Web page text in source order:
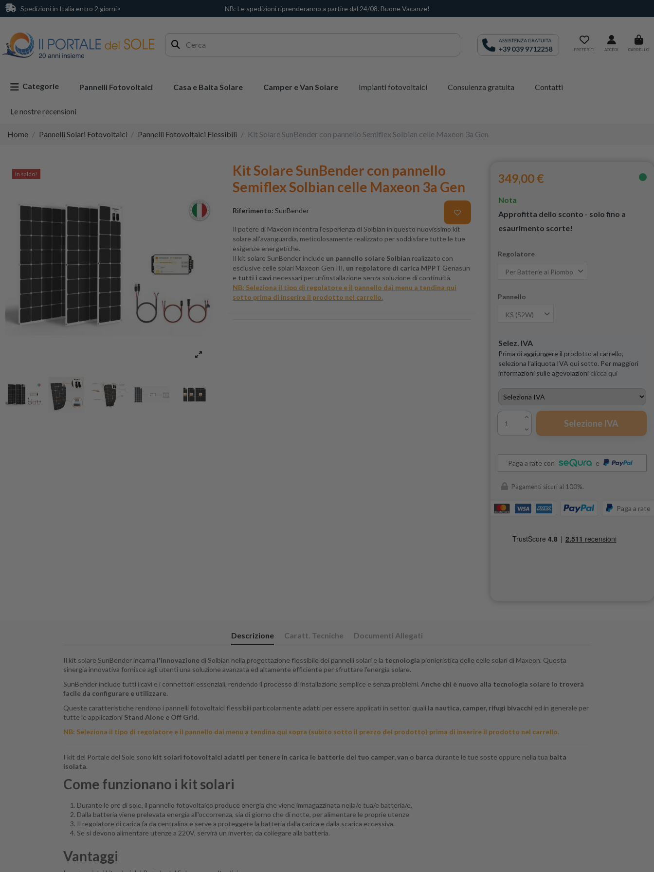
Spedizioni in Italia entro 2 giorni> NB: Le spedizioni riprenderanno a partire dal 24/08. Buone Vacanze!
PREFERITI ACCEDI CARRELLO
Categorie Pannelli Fotovoltaici Casa e Baita Solare Camper e Van Solare Impianti fotovoltaici Consulenza gratuita Contatti
Le nostre recensioni
Home Pannelli Solari Fotovoltaici Pannelli Fotovoltaici Flessibili Kit Solare SunBender con pannello Semiflex Solbian celle Maxeon 3a Gen
In saldo!
Kit Solare SunBender con pannello
Semiflex Solbian celle Maxeon 3a Gen
Riferimento: SunBender
Il potere di Maxeon incontra l'esperienza di Solbian in questo nuovissimo kit
solare all'avanguardia, meticolosamente realizzato per soddisfare tutte le tue
esigenze energetiche.
Il kit solare SunBender include un pannello solare Solbian realizzato con
esclusive celle solari Maxeon Gen III, un regolatore di carica MPPT Genasun
e tutti i cavi necessari per un'installazione senza soluzione di continuità.
NB: Seleziona il tipo di regolatore e il pannello dai menu a tendina qui
sotto prima di inserire il prodotto nel carrello.
349,00 €
Nota
Approfitta dello sconto - solo fino a
esaurimento scorte!
Regolatore
Pannello
Selez. IVA
Prima di aggiungere il prodotto al carrello,
seleziona l’aliquota IVA qui sotto. Per maggiori
informazioni sulle agevolazioni clicca qui
Selezione IVA
Paga a rate con e
Pagamenti sicuri al 100%.
Paga a rate
Descrizione Caratt. Tecniche Documenti Allegati
Il kit solare SunBender incarna l'innovazione di Solbian nella progettazione flessibile dei pannelli solari e la tecnologia pionieristica delle celle solari di Maxeon. Questa
sinergia innovativa fornisce agli utenti una soluzione avanzata ed altamente efficiente per sfruttare l’energia solare.
SunBender include tutti i cavi e i connettori essenziali, rendendo il processo di installazione semplice e senza problemi. Anche chi è nuovo alla tecnologia solare lo troverà
facile da configurare e utilizzare.
Queste caratteristiche rendono i pannelli fotovoltaici flessibili particolarmente adatti per essere applicati in settori quali la nautica, camper, rifugi bivacchi ed in generale per
tutte le applicazioni Stand Alone e Off Grid.
NB: Seleziona il tipo di regolatore e il pannello dai menu a tendina qui sopra (subito sotto il prezzo del prodotto) prima di inserire il prodotto nel carrello.
I kit del Portale del Sole sono kit solari fotovoltaici adatti per tenere in carica le batterie del tuo camper, van o barca durante le tue soste oppure nella tua baita
isolata.
Come funzionano i kit solari
Durante le ore di sole, il pannello fotovoltaico produce energia che viene immagazzinata nella/e tua/e batteria/e.
Dalla batteria viene prelevata energia all'occorrenza, sia di giorno che di notte, per alimentare le proprie utenze
Il regolatore di carica fa da centralina e serve a proteggere la batteria dalla carica e dalla scarica eccessiva.
Se si devono alimentare utenze a 220V, servirà un inverter, da collegare alla batteria.
Vantaggi